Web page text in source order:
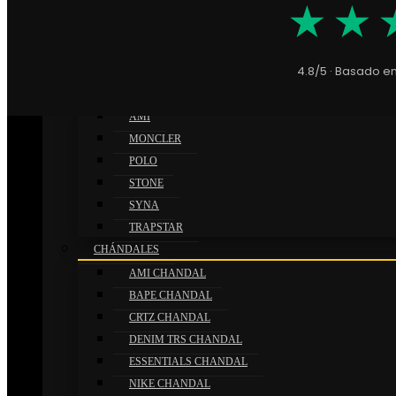
AMI
MONCLER
POLO
STONE
SYNA
TRAPSTAR
CHÁNDALES
AMI CHANDAL
BAPE CHANDAL
CRTZ CHANDAL
DENIM TRS CHANDAL
ESSENTIALS CHANDAL
NIKE CHANDAL
4.8/5 · Basado
Información adicional
Información adicional
No selection L, M, S, XL, XXL
Productos relacionados